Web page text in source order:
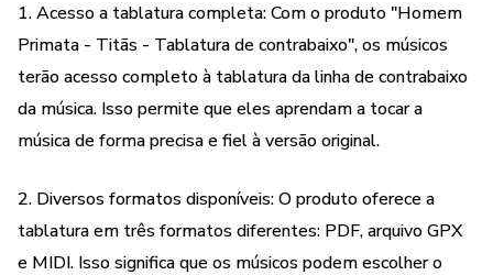
1. Acesso a tablatura completa: Com o produto "Homem
Primata - Titãs - Tablatura de contrabaixo", os músicos
terão acesso completo à tablatura da linha de contrabaixo
da música. Isso permite que eles aprendam a tocar a
música de forma precisa e fiel à versão original.
2. Diversos formatos disponíveis: O produto oferece a
tablatura em três formatos diferentes: PDF, arquivo GPX
e MIDI. Isso significa que os músicos podem escolher o